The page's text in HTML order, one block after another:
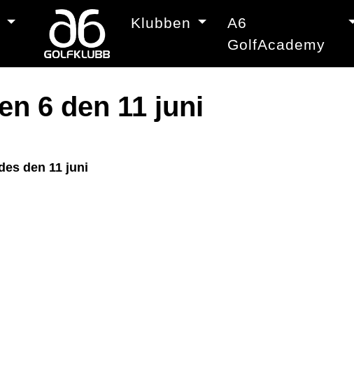
Klubben
A6
GolfAcademy
6 den 11 juni
den 11 juni